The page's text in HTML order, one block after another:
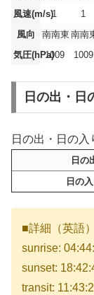
風速(m/s)1 1
風向
南南東 南南
気圧(hPa)1009 1009
日の出・日
日の出・日の入
日の
日の
■詳細（英語）
sunrise:
sunset:
transit: